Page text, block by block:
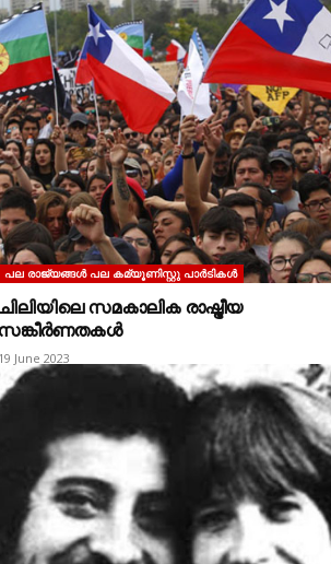
പല രാജ്യങ്ങള്‍ പല കമ്യൂണിസ്റ്റു പാര്‍ടികള്‍
ചിലിയിലെ സമകാലിക രാഷ്ട്രീയ
19 June 2023